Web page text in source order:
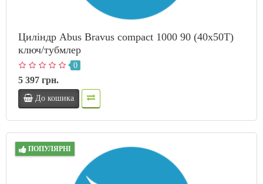
Циліндр Abus Bravus compact 1000 90 (40x50T)
ключ/тубмлер
0
5 397 грн.
До кошика
ПОПУЛЯРНІ